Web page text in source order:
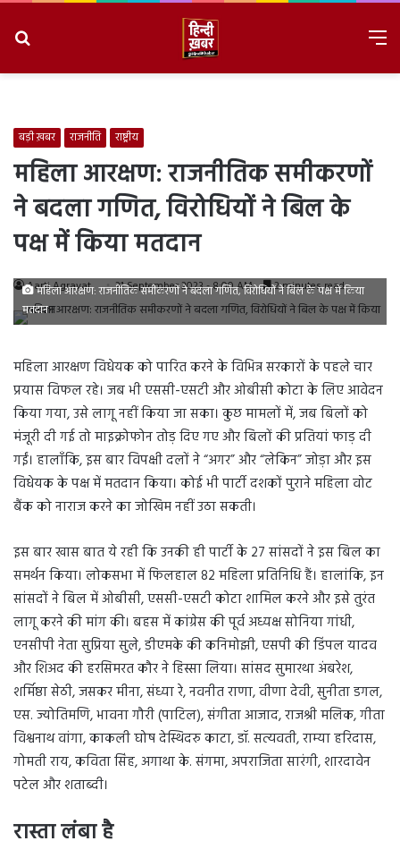
बड़ी ख़बर राजनीति राष्ट्रीय
महिला आरक्षण: राजनीतिक समीकरणों
ने बदला गणित, विरोधियों ने बिल के
पक्ष में किया मतदान
Aarti Agravat 21 September 2023 - 8:00 AM 2 minutes read
महिला आरक्षण: राजनीतिक समीकरणों ने बदला गणित, विरोधियों ने बिल के पक्ष में किया
मतदान
महिला आरक्षण विधेयक को पारित करने के विभिन्न सरकारों के पहले चार
प्रयास विफल रहे। जब भी एससी-एसटी और ओबीसी कोटा के लिए आवेदन
किया गया, उसे लागू नहीं किया जा सका। कुछ मामलों में, जब बिलों को
मंजूरी दी गई तो माइक्रोफोन तोड़ दिए गए और बिलों की प्रतियां फाड़ दी
गईं। हालाँकि, इस बार विपक्षी दलों ने “अगर” और “लेकिन” जोड़ा और इस
विधेयक के पक्ष में मतदान किया। कोई भी पार्टी दशकों पुराने महिला वोट
बैंक को नाराज करने का जोखिम नहीं उठा सकती।
इस बार खास बात ये रही कि उनकी ही पार्टी के 27 सांसदों ने इस बिल का
समर्थन किया। लोकसभा में फिलहाल 82 महिला प्रतिनिधि हैं। हालांकि, इन
सांसदों ने बिल में ओबीसी, एससी-एसटी कोटा शामिल करने और इसे तुरंत
लागू करने की मांग की। बहस में कांग्रेस की पूर्व अध्यक्ष सोनिया गांधी,
एनसीपी नेता सुप्रिया सुले, डीएमके की कनिमोझी, एसपी की डिंपल यादव
और शिअद की हरसिमरत कौर ने हिस्सा लिया। सांसद सुमारथा अंबरेश,
शर्मिष्ठा सेठी, जसकर मीना, संध्या रे, नवनीत राणा, वीणा देवी, सुनीता डगल,
एस. ज्योतिमणि, भावना गौरी (पाटिल), संगीता आजाद, राजश्री मलिक, गीता
विश्वनाथ वांगा, काकली घोष देस्थिदरु काटा, डॉ. सत्यवती, राम्या हरिदास,
गोमती राय, कविता सिंह, अगाथा के. संगमा, अपराजिता सारंगी, शारदावेन
पटेल और शताब्दी।
रास्ता लंबा है